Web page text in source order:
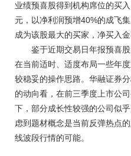
业绩预喜股得到机构席位的买
元，以净利润预增40%的成飞
成为该股最大的买家，净买入
鉴于近期交易日年报预喜股
在当前适时、适度布局一些年
较稳妥的操作思路。华融证券
的动向看，在前三季度上市公
下，部分成长性较强的公司似
虑到题材概念是当前反弹热点
线波段行情的可能。